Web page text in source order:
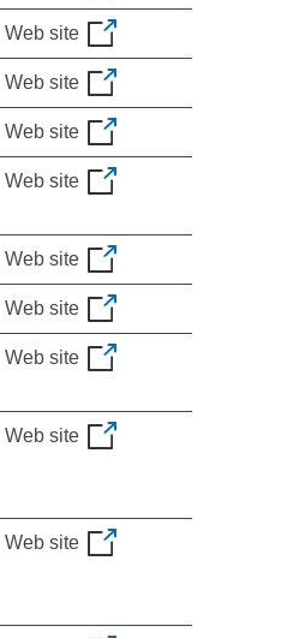
Web site
Web site
Web site
Web site
Web site
Web site
Web site
Web site
Web site